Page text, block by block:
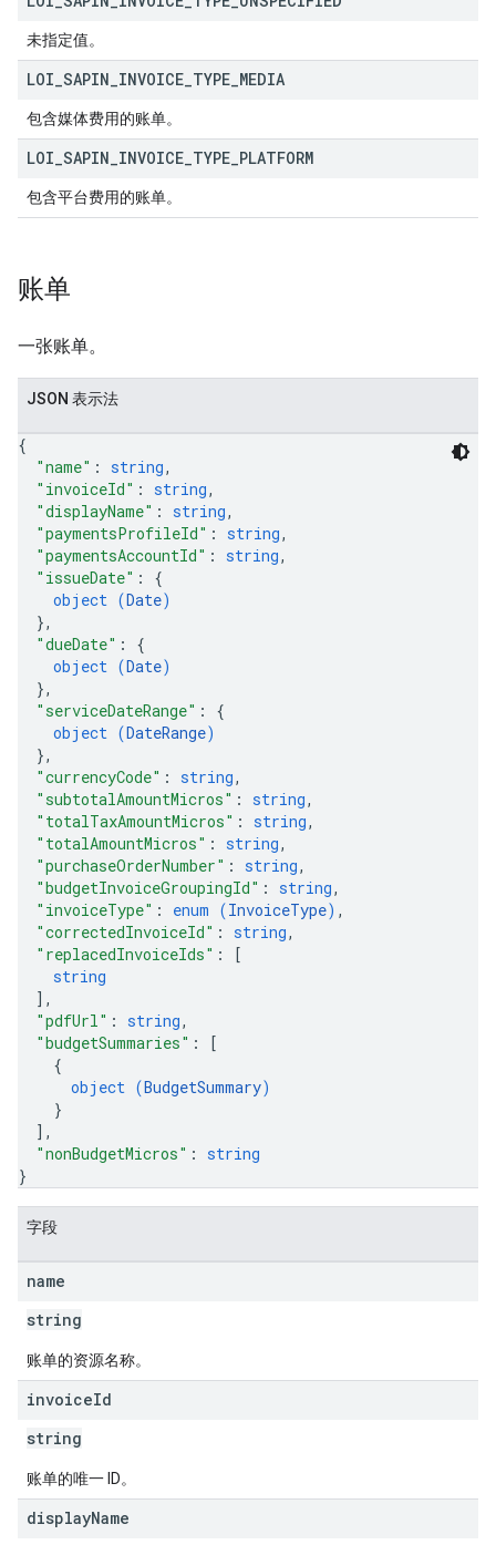
未指定值。
LOI SAPIN INVOICE TYPE MEDIA
包含媒体费用的账单。
LOI SAPIN INVOICE TYPE PLATFORM
包含平台费用的账单。
账单
一张账单。
JSON 表示法
{
"name" : string,
"invoiceId" : string,
"displayName" : string,
"paymentsProfileId" : string,
"paymentsAccountId" : string,
"issueDate" : {
object (Date)
},
"dueDate" : {
object (Date)
},
"serviceDateRange" : {
object (DateRange)
},
"currencyCode" : string,
"subtotalAmountMicros" : string,
"totalTaxAmountMicros" : string,
"totalAmountMicros" : string,
"purchaseOrderNumber" : string,
"budgetInvoiceGroupingId" : string,
"invoiceType" : enum (InvoiceType) ,
"correctedInvoiceId" : string,
"replacedInvoiceIds" :
[
string
] ,
"pdfUrl" : string,
"budgetSummaries" :
[
{
object (BudgetSummary)
}
] ,
"nonBudgetMicros" : string
}
字段
name
string
账单的资源名称。
invoiceId
string
账单的唯一 ID。
displayName